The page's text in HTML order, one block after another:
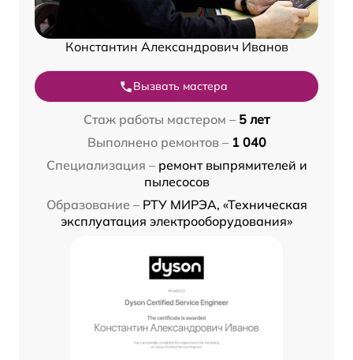
Константин Александрович Иванов
Вызвать мастера
Стаж работы мастером – 5 лет
Выполнено ремонтов – 1 040
Специализация – ремонт выпрямителей и
пылесосов
Образование – РТУ МИРЭА, «Техническая
эксплуатация электрооборудования»